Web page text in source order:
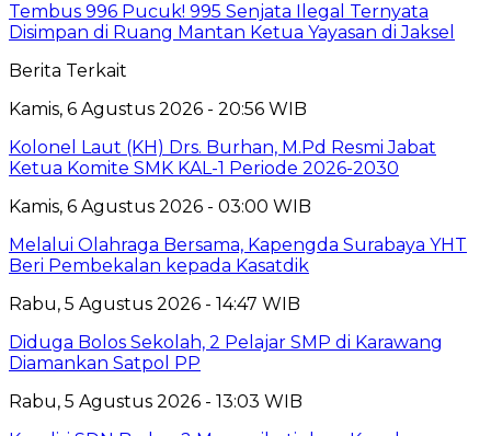
Tembus 996 Pucuk! 995 Senjata Ilegal Ternyata
Disimpan di Ruang Mantan Ketua Yayasan di Jaksel
Berita Terkait
Kamis, 6 Agustus 2026 - 20:56 WIB
Kolonel Laut (KH) Drs. Burhan, M.Pd Resmi Jabat
Ketua Komite SMK KAL-1 Periode 2026-2030
Kamis, 6 Agustus 2026 - 03:00 WIB
Melalui Olahraga Bersama, Kapengda Surabaya YHT
Beri Pembekalan kepada Kasatdik
Rabu, 5 Agustus 2026 - 14:47 WIB
Diduga Bolos Sekolah, 2 Pelajar SMP di Karawang
Diamankan Satpol PP
Rabu, 5 Agustus 2026 - 13:03 WIB